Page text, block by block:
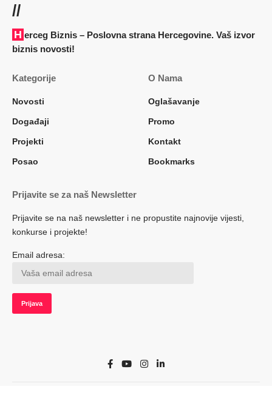
//
Herceg Biznis – Poslovna strana Hercegovine. Vaš izvor
biznis novosti!
Kategorije
Novosti
Događaji
Projekti
Posao
O Nama
Oglašavanje
Promo
Kontakt
Bookmarks
Prijavite se za naš Newsletter
Prijavite se na naš newsletter i ne propustite najnovije vijesti,
konkurse i projekte!
Email adresa: